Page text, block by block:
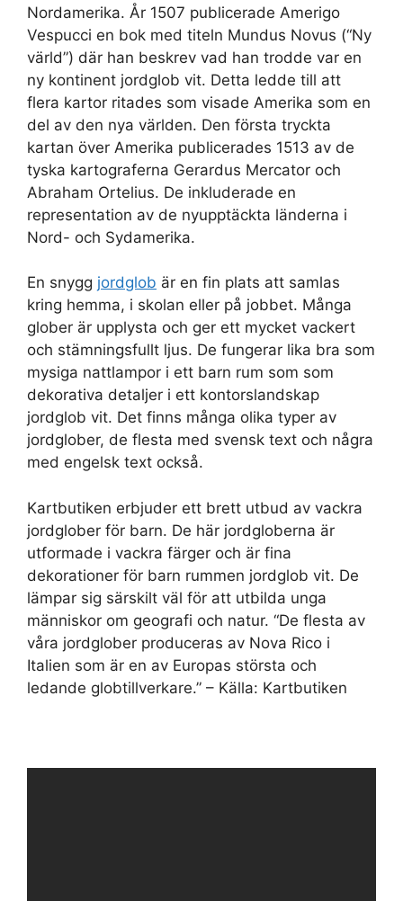
Nordamerika. År 1507 publicerade Amerigo
Vespucci en bok med titeln Mundus Novus (“Ny
värld”) där han beskrev vad han trodde var en
ny kontinent jordglob vit. Detta ledde till att
flera kartor ritades som visade Amerika som en
del av den nya världen. Den första tryckta
kartan över Amerika publicerades 1513 av de
tyska kartograferna Gerardus Mercator och
Abraham Ortelius. De inkluderade en
representation av de nyupptäckta länderna i
Nord- och Sydamerika.
En snygg jordglob är en fin plats att samlas
kring hemma, i skolan eller på jobbet. Många
glober är upplysta och ger ett mycket vackert
och stämningsfullt ljus. De fungerar lika bra som
mysiga nattlampor i ett barn rum som som
dekorativa detaljer i ett kontorslandskap
jordglob vit. Det finns många olika typer av
jordglober, de flesta med svensk text och några
med engelsk text också.
Kartbutiken erbjuder ett brett utbud av vackra
jordglober för barn. De här jordgloberna är
utformade i vackra färger och är fina
dekorationer för barn rummen jordglob vit. De
lämpar sig särskilt väl för att utbilda unga
människor om geografi och natur. “De flesta av
våra jordglober produceras av Nova Rico i
Italien som är en av Europas största och
ledande globtillverkare.” – Källa: Kartbutiken